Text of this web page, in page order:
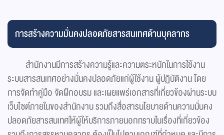
การสร้างความมั่นคงปลอดภัยสารสนเทศด้านบุคลากร
สำนักงานมีการสร้างความรู้และความตระหนักในการใช้งาน
ระบบสารสนเทศอย่างมั่นคงปลอดภัยแก่ผู้ใช้งาน ผู้ปฏิบัติงาน โดย
การจัดทำคู่มือ จัดฝึกอบรม และเผยแพร่เอกสารที่เกี่ยวข้องผ่านระบบ
เว็บไซต์ภายในของสำนักงาน รวมถึงสื่อสารนโยบายด้านความมั่นคง
ปลอดภัยสารสนเทศให้ผู้ให้บริการภายนอกทราบในเรื่องที่เกี่ยวข้อง